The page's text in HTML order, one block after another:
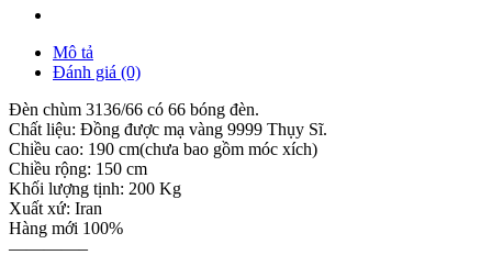
Mô tả
Đánh giá (0)
Đèn chùm 3136/66 có 66 bóng đèn.
Chất liệu: Đồng được mạ vàng 9999 Thụy Sĩ.
Chiều cao: 190 cm(chưa bao gồm móc xích)
Chiều rộng: 150 cm
Khối lượng tịnh: 200 Kg
Xuất xứ: Iran
Hàng mới 100%
————–